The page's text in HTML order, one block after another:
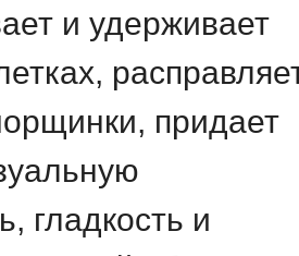
и удерживает
придает
гладкость и